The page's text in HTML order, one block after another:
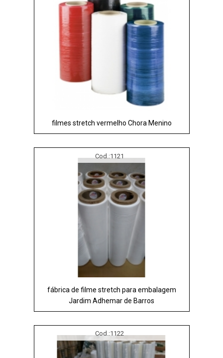
filmes stretch vermelho Chora Menino
Cod.:1121
fábrica de filme stretch para embalagem
Jardim Adhemar de Barros
Cod.:1122